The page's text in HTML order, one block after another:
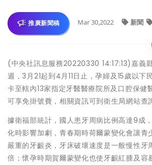
推廣新聞稿 Mar 30,2022 新聞
(中央社訊息服務20220330 14:17:13)嘉義
週，3月21起到4月11日止，孕婦及15歲以下
卡至轄內13家指定牙醫醫療院所及口腔保健
可享免掛號費，相關資訊可到衛生局網站查
據衛福部統計，國人患牙周病比例高達9成
化時影響加劇，青春期時荷爾蒙變化會讓青
嚴重的牙齦炎，牙床破壞速度是一般慢性牙
倍；懷孕時期賀爾蒙變化也使牙齦紅腫及容